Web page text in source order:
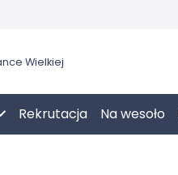
Wielkiej
Rekrutacja Na wesoło